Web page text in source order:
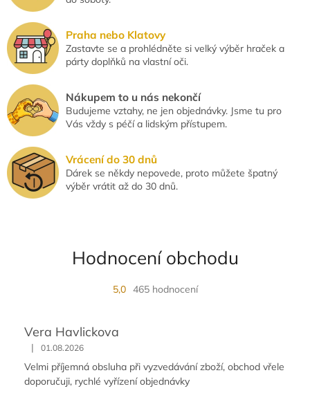
u
Praha nebo Klatovy
Zastavte se a prohlédněte si velký výběr hraček a
párty doplňků na vlastní oči.
Nákupem to u nás nekončí
Budujeme vztahy, ne jen objednávky. Jsme tu pro
Vás vždy s péčí a lidským přístupem.
Vrácení do 30 dnů
Dárek se někdy nepovede, proto můžete špatný
výběr vrátit až do 30 dnů.
Hodnocení obchodu
5,0 465 hodnocení
Vera Havlickova
| 01.08.2026
Velmi příjemná obsluha při vyzvedávání zboží, obchod vřele
doporučuji, rychlé vyřízení objednávky